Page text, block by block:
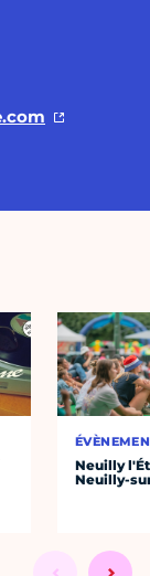
Neuilly
Neuilly-